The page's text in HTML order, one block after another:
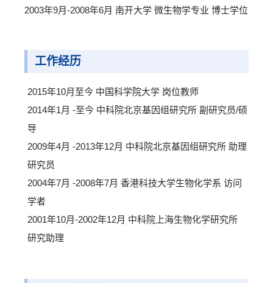
2003年9月-2008年6月 南开大学 微生物学专业 博士学位
工作经历
2015年10月至今 中国科学院大学 岗位教师
2014年1月 -至今 中科院北京基因组研究所 副研究员/硕
导
2009年4月 -2013年12月 中科院北京基因组研究所 助理
研究员
2004年7月 -2008年7月 香港科技大学生物化学系 访问
学者
2001年10月-2002年12月 中科院上海生物化学研究所
研究助理